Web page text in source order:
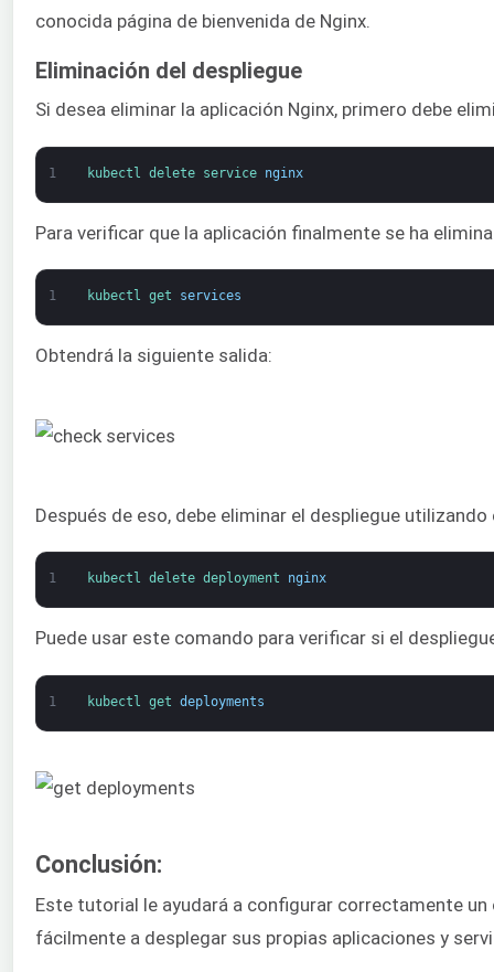
conocida página de bienvenida de Nginx.
Eliminación del despliegue
Si desea eliminar la aplicación Nginx, primero debe
1 kubectl delete service nginx
Para verificar que la aplicación finalmente se ha
1 kubectl get services
Obtendrá la siguiente salida:
Después de eso, debe eliminar el despliegue
1 kubectl delete deployment nginx
Puede usar este comando para verificar si el
1 kubectl get deployments
Conclusión:
Este tutorial le ayudará a configurar correctamente
fácilmente a desplegar sus propias aplicaciones y